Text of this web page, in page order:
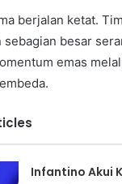
berjalan ketat.
sebagian besar
emas
Infantino Akui